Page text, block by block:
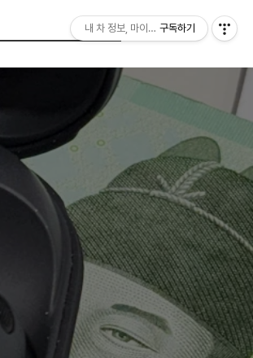
내 차 정보, 마이라이드구독하기